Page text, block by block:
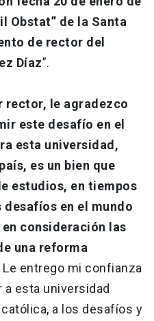
Obstat” de la Santa
de rector del
Díaz”.
rector, le agradezco
este desafío en el
esta universidad,
es un bien que
estudios, en tiempos
en el mundo
consideración las
una reforma
Le entrego mi confianza
a esta universidad
a los desafíos y